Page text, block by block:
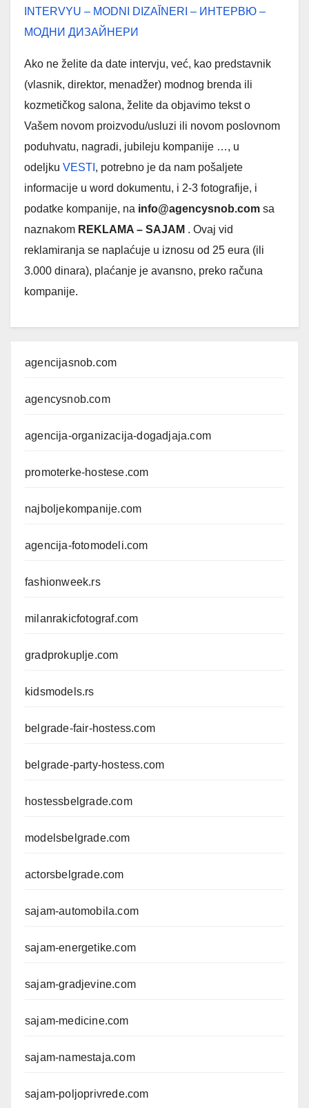
INTERVYU – MODNI DIZAĬNERI – ИНТЕРВЮ –
МОДНИ ДИЗАЙНЕРИ
Ako ne želite da date intervju, već, kao predstavnik
(vlasnik, direktor, menadžer) modnog brenda ili
kozmetičkog salona, želite da objavimo tekst o
Vašem novom proizvodu/usluzi ili novom poslovnom
poduhvatu, nagradi, jubileju kompanije …, u
odeljku VESTI , potrebno je da nam pošaljete
informacije u word dokumentu, i 2-3 fotografije, i
podatke kompanije, na info@agencysnob.com sa
naznakom REKLAMA – SAJAM . Ovaj vid
reklamiranja se naplaćuje u iznosu od 25 eura (ili
3.000 dinara), plaćanje je avansno, preko računa
kompanije.
agencijasnob.com
agencysnob.com
agencija-organizacija-dogadjaja.com
promoterke-hostese.com
najboljekompanije.com
agencija-fotomodeli.com
fashionweek.rs
milanrakicfotograf.com
gradprokuplje.com
kidsmodels.rs
belgrade-fair-hostess.com
belgrade-party-hostess.com
hostessbelgrade.com
modelsbelgrade.com
actorsbelgrade.com
sajam-automobila.com
sajam-energetike.com
sajam-gradjevine.com
sajam-medicine.com
sajam-namestaja.com
sajam-poljoprivrede.com